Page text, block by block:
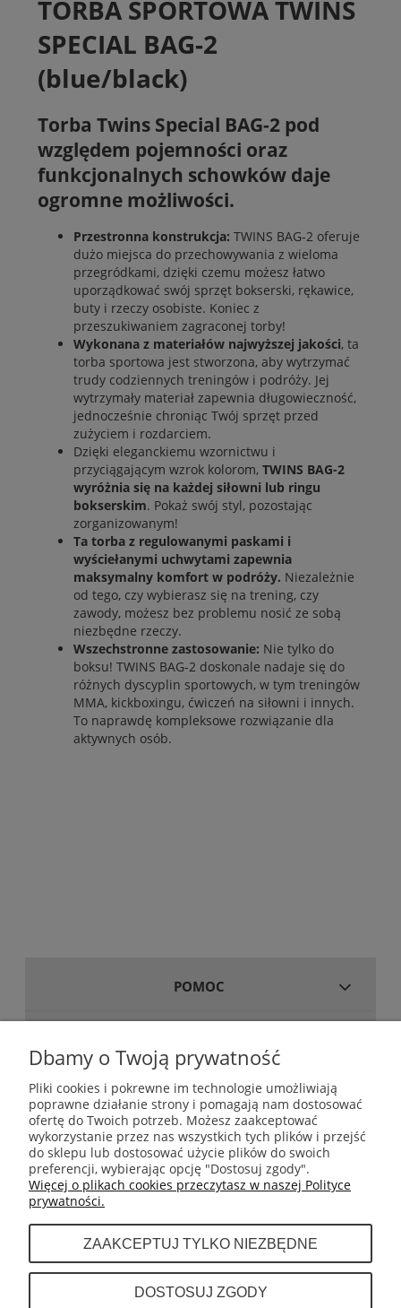
TORBA SPORTOWA TWINS
SPECIAL BAG-2
(blue/black)
Torba Twins Special BAG-2 pod
względem pojemności oraz
funkcjonalnych schowków daje
ogromne możliwości.
Przestronna konstrukcja: TWINS BAG-2 oferuje
dużo miejsca do przechowywania z wieloma
przegródkami, dzięki czemu możesz łatwo
uporządkować swój sprzęt bokserski, rękawice,
buty i rzeczy osobiste. Koniec z
przeszukiwaniem zagraconej torby!
Wykonana z materiałów najwyższej jakości, ta
torba sportowa jest stworzona, aby wytrzymać
trudy codziennych treningów i podróży. Jej
wytrzymały materiał zapewnia długowieczność,
jednocześnie chroniąc Twój sprzęt przed
zużyciem i rozdarciem.
Dzięki eleganckiemu wzornictwu i
przyciągającym wzrok kolorom, TWINS BAG-2
wyróżnia się na każdej siłowni lub ringu
bokserskim. Pokaż swój styl, pozostając
zorganizowanym!
Ta torba z regulowanymi paskami i
wyściełanymi uchwytami zapewnia
maksymalny komfort w podróży. Niezależnie
od tego, czy wybierasz się na trening, czy
zawody, możesz bez problemu nosić ze sobą
niezbędne rzeczy.
Wszechstronne zastosowanie: Nie tylko do
boksu! TWINS BAG-2 doskonale nadaje się do
różnych dyscyplin sportowych, w tym treningów
MMA, kickboxingu, ćwiczeń na siłowni i innych.
To naprawdę kompleksowe rozwiązanie dla
aktywnych osób.
POMOC
MOJE KONTO
GWARANCJA I ZWROTY
INFORMACJE
O NAS
Dystrybutor sprzętu do boksu tajskiego (muay
Dbamy o Twoją prywatność
Pliki cookies i pokrewne im technologie umożliwiają
poprawne działanie strony i pomagają nam dostosować
ofertę do Twoich potrzeb. Możesz zaakceptować
wykorzystanie przez nas wszystkich tych plików i przejść
do sklepu lub dostosować użycie plików do swoich
preferencji, wybierając opcję "Dostosuj zgody".
Więcej o plikach cookies przeczytasz w naszej Polityce
prywatności.
ZAAKCEPTUJ TYLKO NIEZBĘDNE
DOSTOSUJ ZGODY